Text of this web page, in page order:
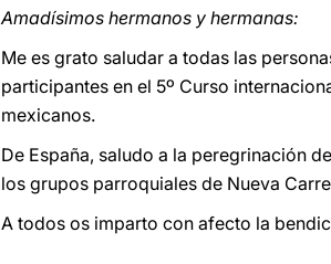
Amadísimos hermanos y hermanas:
Me es grato saludar a todas las
participantes en el 5º Curso
mexicanos.
De España, saludo a la peregrinación
los grupos parroquiales de Nueva
A todos os imparto con afecto la